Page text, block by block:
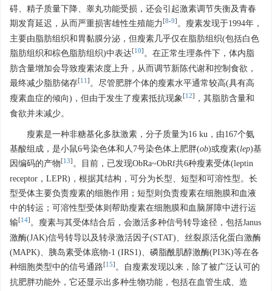
碍、精子质量下降、睾丸功能受损，还会引起激素调节失衡及青春
期发育延迟，从而严重损害雄性生殖能力 [8-9] 。瘦素发现于1994年，
主要由脂肪组织和胃黏膜分泌，但瘦素几乎仅在脂肪组织(包括白色
脂肪组织和棕色脂肪组织)中表达[10] 。在正常生理条件下，体内脂
肪含量增加会导致瘦素浓度上升，从而调节新陈代谢和控制食欲，
最终减少脂肪储存[11] 。尽管肥胖个体的瘦素水平通常较高(具有高
瘦素血症的倾向)，但由于发生了瘦素抵抗现象[12]
，其脂肪含量和
食欲并未减少。
瘦素是一种非糖基化多肽激素，分子质量为16 ku，由167个氨
基酸组成，是小鼠6号染色体和人7号染色体上肥胖(ob)或瘦素(lep)基
因编码的产物[13] 。目前，已发现ObRa~ObRf共6种瘦素受体(leptin
receptor，LEPR)，根据其结构，可分为长型、短型和可溶性型。长
型受体主要负责瘦素的细胞作用；短型则负责瘦素在细胞膜和血液
中的转运；可溶性型受体则帮助瘦素在细胞膜和血脑屏障中进行运
输[14] 。瘦素与其受体结合后，会激活多种信号转导途径，包括Janus
激酶(JAK)信号转导以及转录激活因子(STAT)、丝裂原活化蛋白激酶
(MAPK)、胰岛素受体底物-1 (IRS1)、磷脂酰肌醇激酶(PI3K)等在各
种细胞类型中的信号通路[15] 。自瘦素发现以来，除了被广泛认可的
抗肥胖功能外，它还显示出多种生物功能，包括在血管生成、造